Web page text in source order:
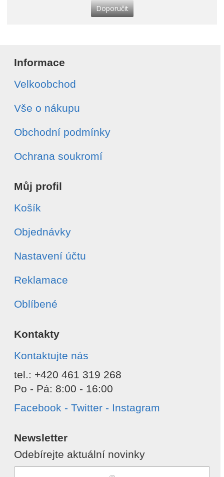
Doporučit
Informace
Velkoobchod
Vše o nákupu
Obchodní podmínky
Ochrana soukromí
Můj profil
Košík
Objednávky
Nastavení účtu
Reklamace
Oblíbené
Kontakty
Kontaktujte nás
tel.: +420 461 319 268
Po - Pá: 8:00 - 16:00
Facebook - Twitter - Instagram
Newsletter
Odebírejte aktuální novinky